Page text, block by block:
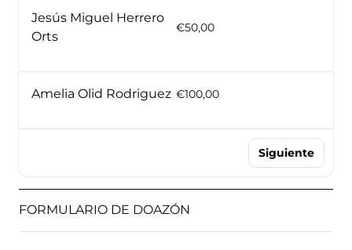
Jesús Miguel Herrero
Orts
€50,00
Amelia Olid Rodriguez €100,00
Siguiente
FORMULARIO DE DOAZÓN